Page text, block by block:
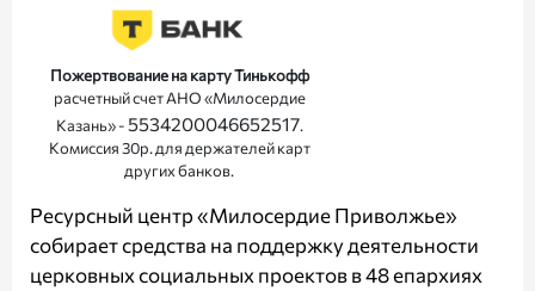
Пожертвование на карту Тинькофф
расчетный счет АНО «Милосердие
Казань» -5534200046652517.
Комиссия 30р. для держателей карт
других банков.
Ресурсный центр «Милосердие Приволжье»
собирает средства на поддержку деятельности
церковных социальных проектов в 48 епархиях